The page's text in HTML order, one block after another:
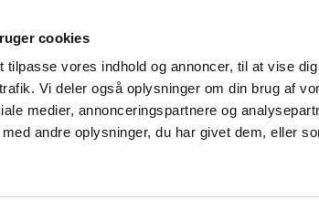
cookies
tilpasse vores indhold og annoncer, til at vise
Vi deler også oplysninger om din brug af
medier, annonceringspartnere og
andre oplysninger, du har givet dem, eller
Nyheder
og
Tilskud og